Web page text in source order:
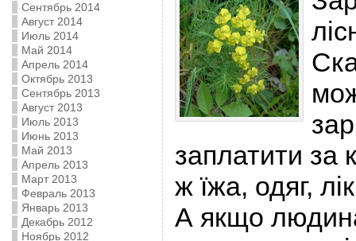
Сентябрь 2014
Август 2014
Июль 2014
Май 2014
Апрель 2014
Октябрь 2013
Сентябрь 2013
Август 2013
Июль 2013
Июнь 2013
Май 2013
Апрель 2013
Март 2013
Февраль 2013
Январь 2013
Декабрь 2012
Ноябрь 2012
заплатити за
ж їжа, одяг,
А якщо